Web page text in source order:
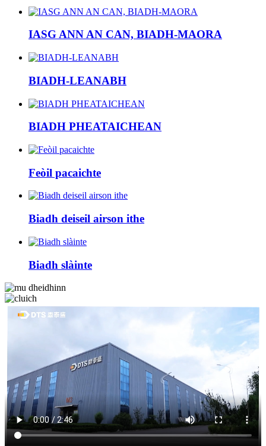
IASG ANN AN CAN, BIADH-MAORA
BIADH-LEANABH
BIADH PHEATAICHEAN
Feòil pacaichte
Biadh deiseil airson ithe
Biadh slàinte